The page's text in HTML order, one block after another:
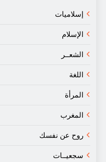
إسلاميات
الإسلام
الشعــر
اللغة
المرأة
المغرب
روح عن نفسك
سجعيــات